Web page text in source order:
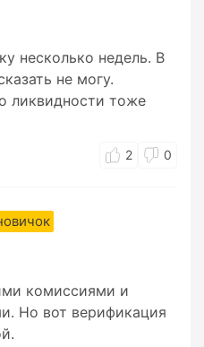
несколько недель. В
не могу.
ликвидности тоже
2 0
комиссиями и
Но вот верификация